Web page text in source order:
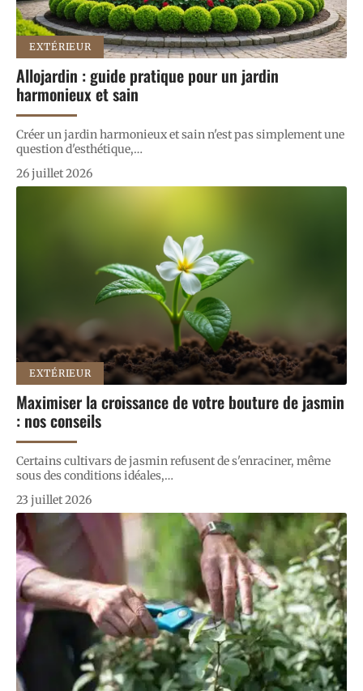
EXTÉRIEUR
Allojardin : guide pratique pour un jardin
harmonieux et sain
Créer un jardin harmonieux et sain n'est pas simplement une
question d'esthétique,…
26 juillet 2026
EXTÉRIEUR
Maximiser la croissance de votre bouture de jasmin
: nos conseils
Certains cultivars de jasmin refusent de s'enraciner, même
sous des conditions idéales,…
23 juillet 2026